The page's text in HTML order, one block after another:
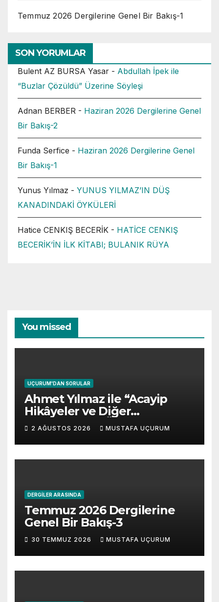
Temmuz 2026 Dergilerine Genel Bir Bakış-1
SON YORUMLAR
Bulent AZ BURSA Yasar - Abdullah İpek ile
“Buzlar Çözüldü” Üzerine Söyleşi
Adnan BERBER - Haziran 2026 Dergilerine Genel
Bir Bakış-2
Funda Serfice - Haziran 2026 Dergilerine Genel
Bir Bakış-1
Yunus Yılmaz - YUNUS YILMAZ’IN DÜŞ
KANADINDAKİ ÖYKÜLERİ
Hatice CENKIŞ BECERİK - HATİCE CENKIŞ
BECERİK’İN İLK KİTABI; BULANIK RÜYA
You missed
UÇURUM'DAN SORULAR
Ahmet Yılmaz ile “Acayip
Hikâyeler ve Diğer
Gevezelikler” Üzerine Söyleşi
2 AĞUSTOS 2026 MUSTAFA UÇURUM
DERGILER ARASINDA
Temmuz 2026 Dergilerine
Genel Bir Bakış-3
30 TEMMUZ 2026 MUSTAFA UÇURUM